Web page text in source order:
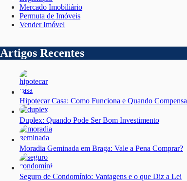
Mercado Imobiliário
Permuta de Imóveis
Vender Imóvel
Artigos Recentes
Hipotecar Casa: Como Funciona e Quando Compensa
Duplex: Quando Pode Ser Bom Investimento
Moradia Geminada em Braga: Vale a Pena Comprar?
Seguro de Condomínio: Vantagens e o que Diz a Lei